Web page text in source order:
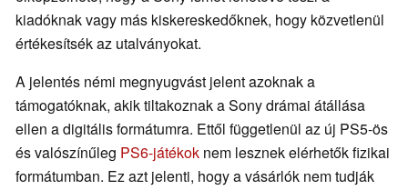
kiadóknak vagy más kiskereskedőknek, hogy közvetlenül
értékesítsék az utalványokat.
A jelentés némi megnyugvást jelent azoknak a
támogatóknak, akik tiltakoznak a Sony drámai átállása
ellen a digitális formátumra. Ettől függetlenül az új PS5-ös
és valószínűleg PS6-játékok nem lesznek elérhetők fizikai
formátumban. Ez azt jelenti, hogy a vásárlók nem tudják